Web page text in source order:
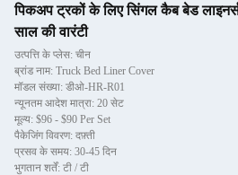
पिकअप ट्रकों के लिए सिंगल कैब बेड
साल की वारंटी
उत्पत्ति के प्लेस: चीन
ब्रांड नाम: Truck Bed Liner Cover
मॉडल संख्या: डीओ-HR-R01
न्यूनतम आदेश मात्रा: 20 सेट
मूल्य: $96 - $90 Per Set
पैकेजिंग विवरण: दफ़्ती
प्रसव के समय: 30-45 दिन
भुगतान शर्तें: टी / टी